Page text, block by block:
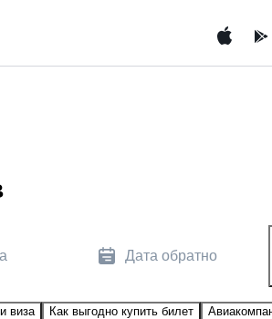
Дата обратно
виза Как выгодно купить билет